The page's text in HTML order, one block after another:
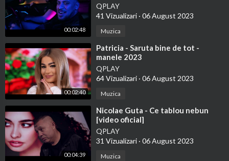
00:02:48
QPLAY
41 Vizualizari · 06 August 2023
Muzica
00:02:40
⁣Patricia - Saruta bine de tot -
manele 2023
QPLAY
64 Vizualizari · 06 August 2023
Muzica
00:04:39
⁣Nicolae Guta - Ce tablou nebun
[video oficial]
QPLAY
31 Vizualizari · 06 August 2023
Muzica